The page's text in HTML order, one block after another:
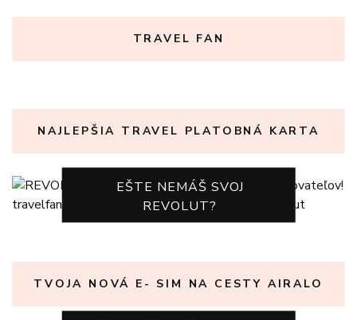
TRAVEL FAN
NAJLEPŠIA TRAVEL PLATOBNÁ KARTA
EŠTE NEMÁŠ SVOJ
REVOLUT?
TVOJA NOVÁ E- SIM NA CESTY AIRALO